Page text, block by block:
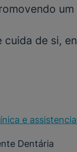
cuida de si,
e
Dentária